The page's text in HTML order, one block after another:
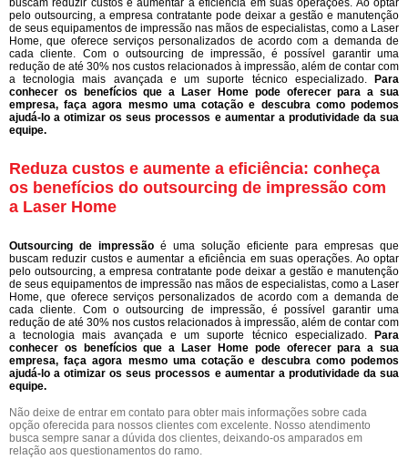
buscam reduzir custos e aumentar a eficiência em suas operações. Ao optar
pelo outsourcing, a empresa contratante pode deixar a gestão e manutenção
de seus equipamentos de impressão nas mãos de especialistas, como a Laser
Home, que oferece serviços personalizados de acordo com a demanda de
cada cliente. Com o outsourcing de impressão, é possível garantir uma
redução de até 30% nos custos relacionados à impressão, além de contar com
a tecnologia mais avançada e um suporte técnico especializado. Para
conhecer os benefícios que a Laser Home pode oferecer para a sua
empresa, faça agora mesmo uma cotação e descubra como podemos
ajudá-lo a otimizar os seus processos e aumentar a produtividade da sua
equipe.
Reduza custos e aumente a eficiência: conheça
os benefícios do outsourcing de impressão com
a Laser Home
Outsourcing de impressão é uma solução eficiente para empresas que
buscam reduzir custos e aumentar a eficiência em suas operações. Ao optar
pelo outsourcing, a empresa contratante pode deixar a gestão e manutenção
de seus equipamentos de impressão nas mãos de especialistas, como a Laser
Home, que oferece serviços personalizados de acordo com a demanda de
cada cliente. Com o outsourcing de impressão, é possível garantir uma
redução de até 30% nos custos relacionados à impressão, além de contar com
a tecnologia mais avançada e um suporte técnico especializado. Para
conhecer os benefícios que a Laser Home pode oferecer para a sua
empresa, faça agora mesmo uma cotação e descubra como podemos
ajudá-lo a otimizar os seus processos e aumentar a produtividade da sua
equipe.
Não deixe de entrar em contato para obter mais informações sobre cada
opção oferecida para nossos clientes com excelente. Nosso atendimento
busca sempre sanar a dúvida dos clientes, deixando-os amparados em
relação aos questionamentos do ramo.